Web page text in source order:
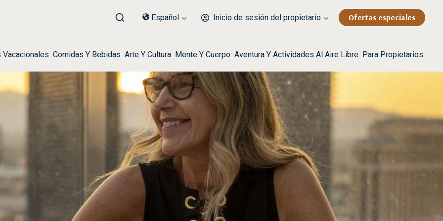
Español Inicio de sesión del propietario Ofertas especiales
Vacacionales Comidas Y Bebidas Arte Y Cultura Mente Y Cuerpo Aventura Y Actividades Al Aire Libre Para Propietarios